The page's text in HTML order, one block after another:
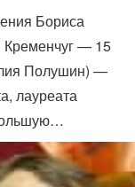
Бориса
Кременчуг — 15
Полушин) —
лауреата